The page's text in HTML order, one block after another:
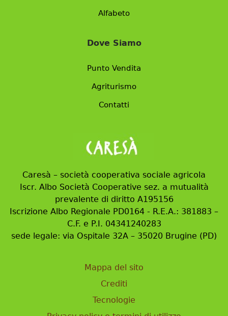
Alfabeto
Dove Siamo
Punto Vendita
Agriturismo
Contatti
Caresà – società cooperativa sociale agricola
Iscr. Albo Società Cooperative sez. a mutualità
prevalente di diritto A195156
Iscrizione Albo Regionale PD0164 - R.E.A.: 381883 –
C.F. e P.I. 04341240283
sede legale: via Ospitale 32A – 35020 Brugine (PD)
Mappa del sito
Crediti
Tecnologie